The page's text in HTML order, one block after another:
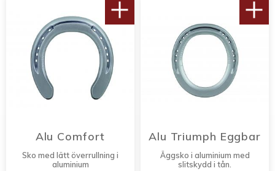
Alu Comfort
Sko med lätt överrullning i
aluminium
Alu Triumph Eggbar
Äggsko i aluminium med
slitskydd i tån.